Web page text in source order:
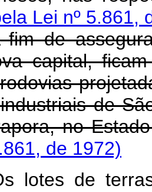
Lei nº 5.861,
de
capital,
de
no
de 1972)
lotes de